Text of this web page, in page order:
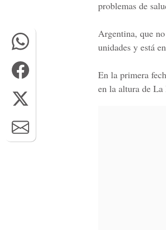
problemas de
Argentina, que
unidades y está
En la primera
en la altura de La